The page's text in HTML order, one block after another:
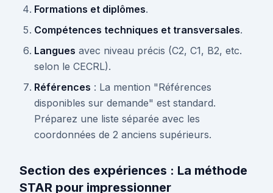
Formations et diplômes.
Compétences techniques et transversales.
Langues avec niveau précis (C2, C1, B2, etc.
selon le CECRL).
Références : La mention "Références
disponibles sur demande" est standard.
Préparez une liste séparée avec les
coordonnées de 2 anciens supérieurs.
Section des expériences : La méthode
STAR pour impressionner